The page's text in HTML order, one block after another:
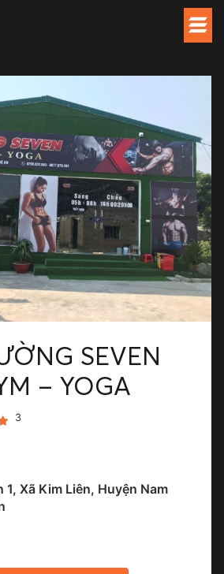
SEVEN
– YOGA
3
1, Xã Kim Liên, Huyện Nam